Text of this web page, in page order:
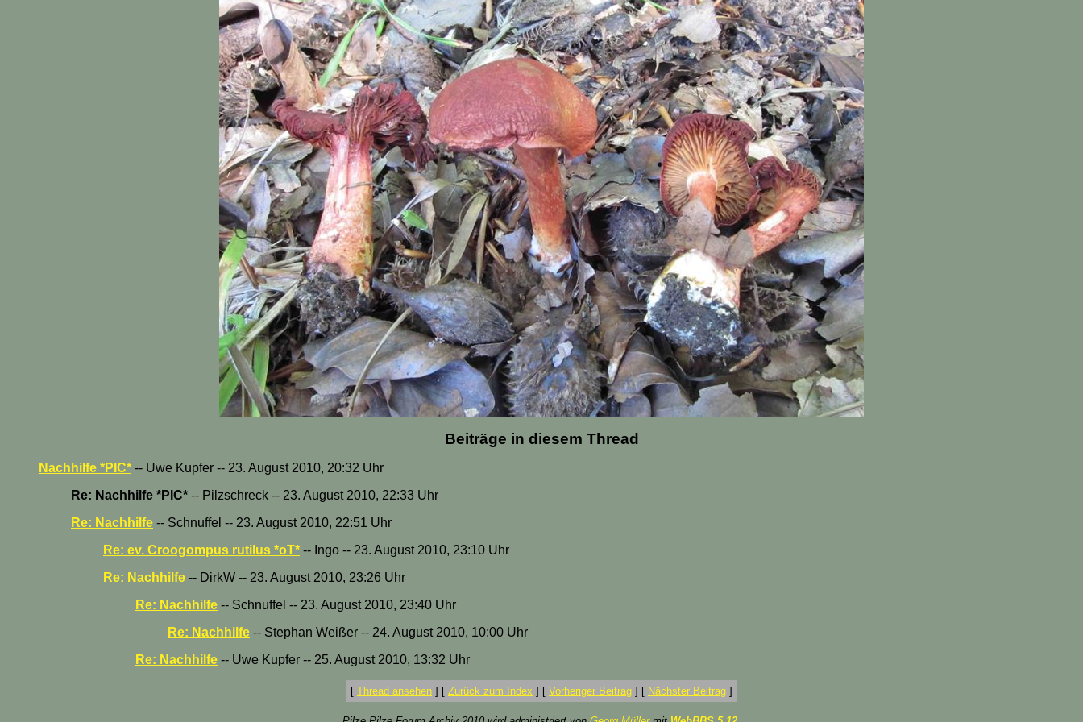
Beiträge in diesem Thread
Nachhilfe *PIC* -- Uwe Kupfer -- 23. August 2010, 20:32 Uhr
Re: Nachhilfe *PIC* -- Pilzschreck -- 23. August 2010, 22:33 Uhr
Re: Nachhilfe -- Schnuffel -- 23. August 2010, 22:51 Uhr
Re: ev. Croogompus rutilus *oT* -- Ingo -- 23. August 2010, 23:10 Uhr
Re: Nachhilfe -- DirkW -- 23. August 2010, 23:26 Uhr
Re: Nachhilfe -- Schnuffel -- 23. August 2010, 23:40 Uhr
Re: Nachhilfe -- Stephan Weißer -- 24. August 2010, 10:00 Uhr
Re: Nachhilfe -- Uwe Kupfer -- 25. August 2010, 13:32 Uhr
[ Thread ansehen ] [ Zurück zum Index ] [ Vorheriger Beitrag ] [ Nächster Beitrag ]